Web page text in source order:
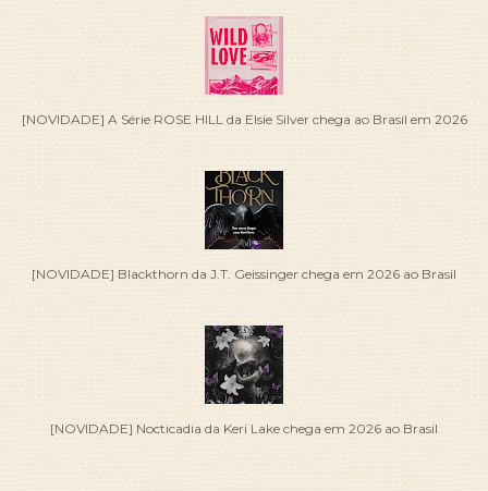
[NOVIDADE] A Série ROSE HILL da Elsie Silver chega ao Brasil em 2026
[NOVIDADE] Blackthorn da J.T. Geissinger chega em 2026 ao Brasil
[NOVIDADE] Nocticadia da Keri Lake chega em 2026 ao Brasil